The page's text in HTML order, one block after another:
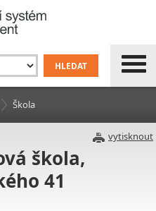
Škola
vytisknout
škola,
41